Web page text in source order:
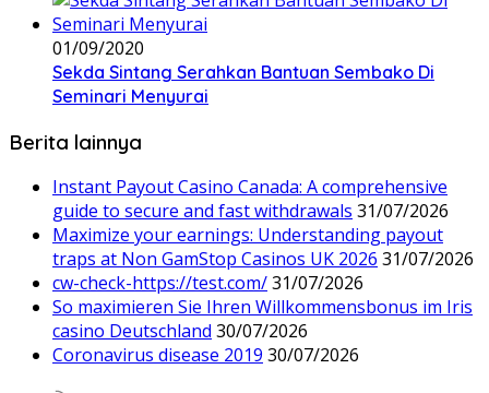
01/09/2020
Sekda Sintang Serahkan Bantuan Sembako Di
Seminari Menyurai
Berita lainnya
Instant Payout Casino Canada: A comprehensive
guide to secure and fast withdrawals 31/07/2026
Maximize your earnings: Understanding payout
traps at Non GamStop Casinos UK 2026 31/07/2026
cw-check-https://test.com/31/07/2026
So maximieren Sie Ihren Willkommensbonus im Iris
casino Deutschland 30/07/2026
Coronavirus disease 2019 30/07/2026